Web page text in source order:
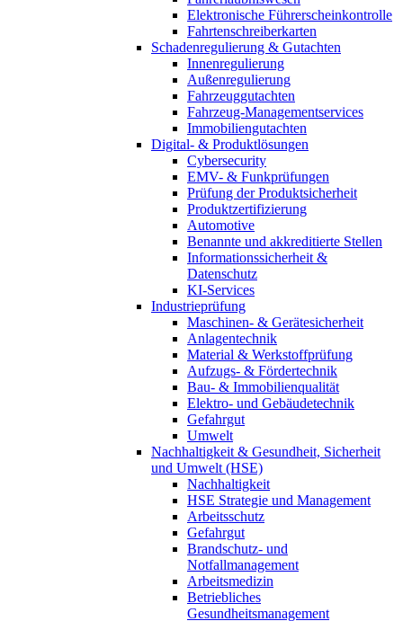
Elektronische Führerscheinkontrolle
Fahrtenschreiberkarten
Schadenregulierung & Gutachten
Innenregulierung
Außenregulierung
Fahrzeuggutachten
Fahrzeug-Managementservices
Immobiliengutachten
Digital- & Produktlösungen
Cybersecurity
EMV- & Funkprüfungen
Prüfung der Produktsicherheit
Produktzertifizierung
Automotive
Benannte und akkreditierte Stellen
Informationssicherheit &
Datenschutz
KI-Services
Industrieprüfung
Maschinen- & Gerätesicherheit
Anlagentechnik
Material & Werkstoffprüfung
Aufzugs- & Fördertechnik
Bau- & Immobilienqualität
Elektro- und Gebäudetechnik
Gefahrgut
Umwelt
Nachhaltigkeit & Gesundheit, Sicherheit
und Umwelt (HSE)
Nachhaltigkeit
HSE Strategie und Management
Arbeitsschutz
Gefahrgut
Brandschutz- und
Notfallmanagement
Arbeitsmedizin
Betriebliches
Gesundheitsmanagement